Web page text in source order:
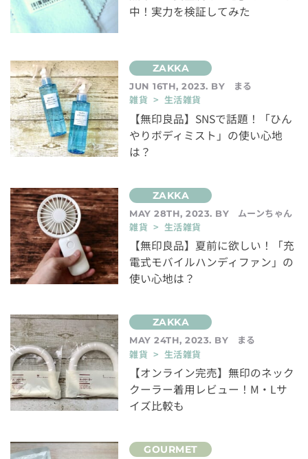
中！実力を検証してみた
JUN 16TH, 2023. BY
まる
雑貨 > 生活雑貨
【無印良品】SNSで話題！「ひん
やりボディミスト」の使い心地
は？
MAY 28TH, 2023. BY
ムーンちゃん
雑貨 > 生活雑貨
【無印良品】夏前に欲しい！「充
電式モバイルハンディファン」の
使い心地は？
MAY 24TH, 2023. BY
まる
雑貨 > 生活雑貨
【オンライン完売】無印のネック
クーラー着用レビュー！M・Lサ
イズ比較も